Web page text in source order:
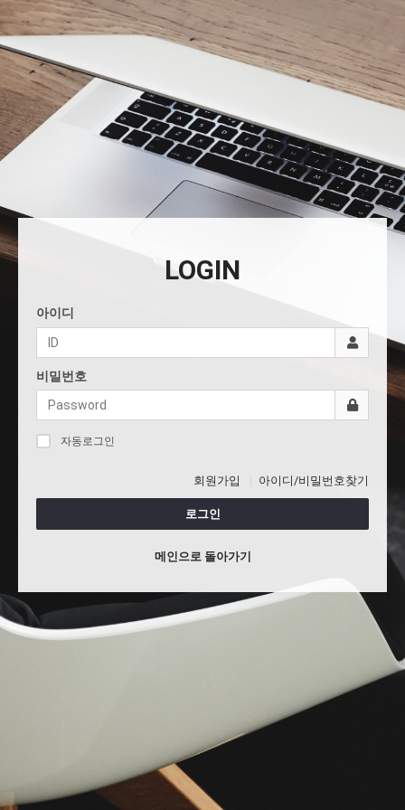
LOGIN
아이디
비밀번호
자동로그인
회원가입 아이디/비밀번호찾기
로그인
메인으로 돌아가기